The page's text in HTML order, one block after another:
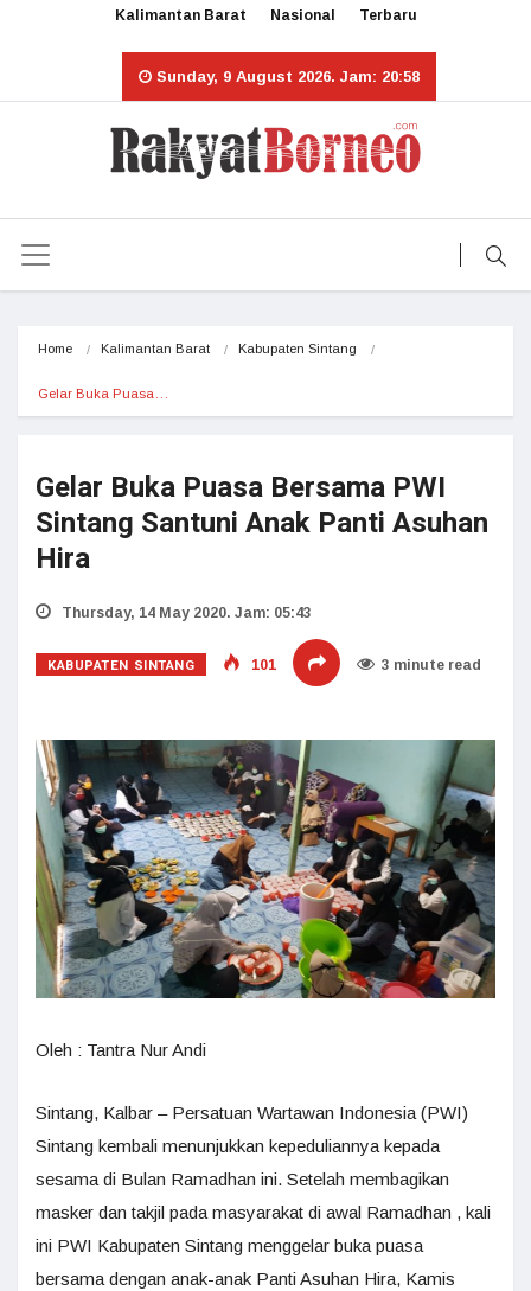
Kalimantan Barat Nasional Terbaru
Sunday, 9 August 2026. Jam: 20:58
Home Kalimantan Barat Kabupaten Sintang
Gelar Buka Puasa…
Gelar Buka Puasa Bersama PWI
Sintang Santuni Anak Panti Asuhan
Hira
Thursday, 14 May 2020. Jam: 05:43
KABUPATEN SINTANG 101 3 minute read
Oleh : Tantra Nur Andi
Sintang, Kalbar – Persatuan Wartawan Indonesia (PWI)
Sintang kembali menunjukkan kepeduliannya kepada
sesama di Bulan Ramadhan ini. Setelah membagikan
masker dan takjil pada masyarakat di awal Ramadhan , kali
ini PWI Kabupaten Sintang menggelar buka puasa
bersama dengan anak-anak Panti Asuhan Hira, Kamis